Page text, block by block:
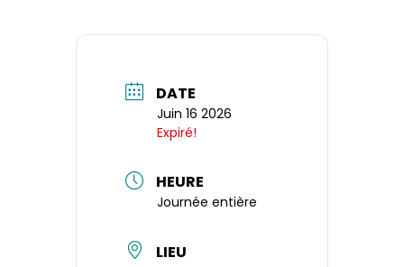
DATE
Juin 16 2026
Expiré!
HEURE
Journée entière
LIEU